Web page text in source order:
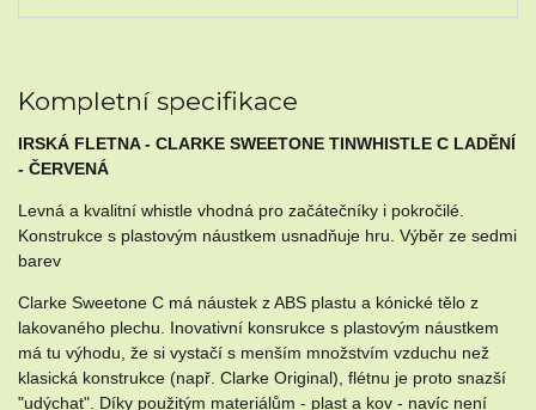
Kompletní specifikace
IRSKÁ FLETNA - CLARKE SWEETONE TINWHISTLE C LADĚNÍ
- ČERVENÁ
Levná a kvalitní whistle vhodná pro začátečníky i pokročilé.
Konstrukce s plastovým náustkem usnadňuje hru. Výběr ze sedmi
barev
Clarke Sweetone C má náustek z ABS plastu a kónické tělo z
lakovaného plechu. Inovativní konsrukce s plastovým náustkem
má tu výhodu, že si vystačí s menším množstvím vzduchu než
klasická konstrukce (např. Clarke Original), flétnu je proto snazší
"udýchat". Díky použitým materiálům - plast a kov - navíc není